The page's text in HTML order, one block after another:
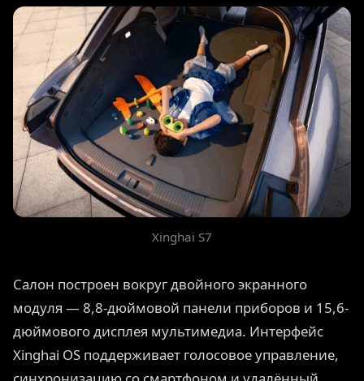
Xinghai S7
Салон построен вокруг двойного экранного
модуля — 8,8-дюймовой панели приборов и 15,6-
дюймового дисплея мультимедиа. Интерфейс
Xinghai OS поддерживает голосовое управление,